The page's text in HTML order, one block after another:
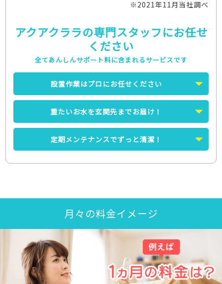
※2021年11月当社調べ
アクアクララの専門スタッフにお任せ
ください
全てあんしんサポート料に含まれるサービスです
設置作業はプロにお任せください
重たいお水を玄関先までお届け！
定期メンテナンスでずっと清潔！
月々の料金イメージ